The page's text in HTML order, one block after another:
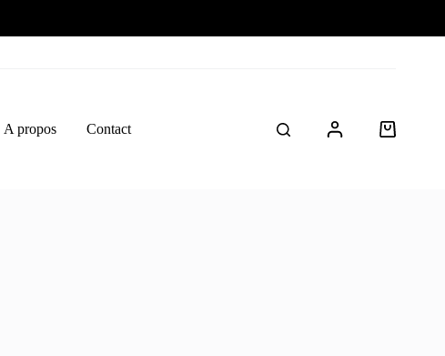
A propos Contact
Panier